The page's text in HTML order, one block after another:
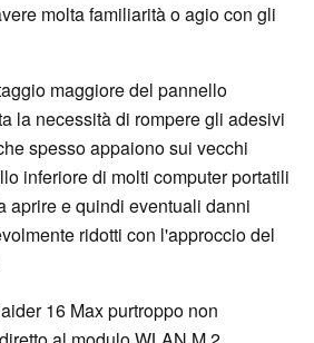
molta familiarità o agio con gli
maggiore del pannello
la necessità di rompere gli adesivi
spesso appaiono sui vecchi
inferiore di molti computer portatili
aprire e quindi eventuali danni
ridotti con l'approccio del
16 Max purtroppo non